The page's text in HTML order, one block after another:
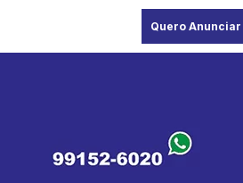
Quero Anunciar